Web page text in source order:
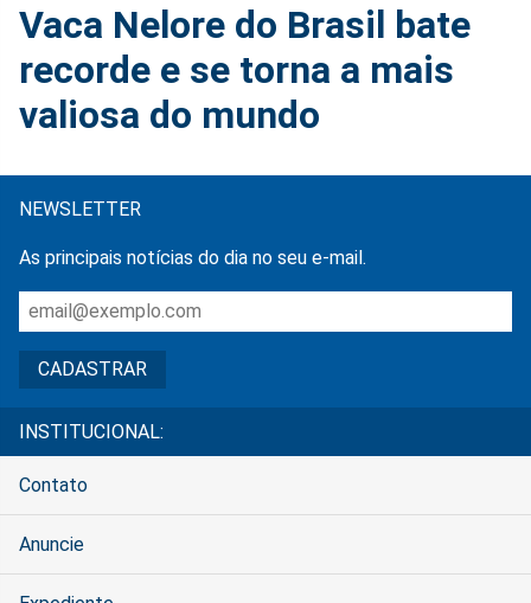
Vaca Nelore do Brasil bate
recorde e se torna a mais
valiosa do mundo
NEWSLETTER
As principais notícias do dia no seu e-mail.
INSTITUCIONAL:
Contato
Anuncie